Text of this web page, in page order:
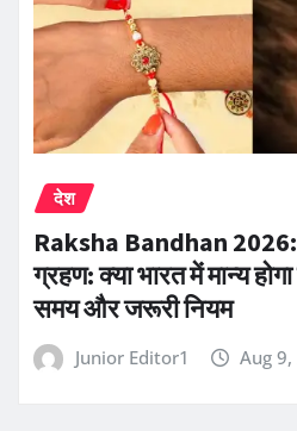
देश
Raksha Bandhan 2026:
ग्रहण: क्या भारत में मान्य
समय और जरूरी नियम
Junior Editor1 Aug